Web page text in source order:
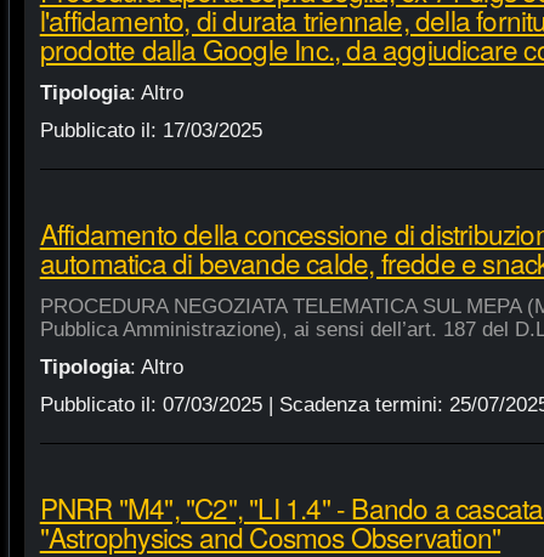
l'affidamento, di durata triennale, della
prodotte dalla Google Inc., da aggiudicare
Tipologia: Altro
Pubblicato il: 17/03/2025
Affidamento della concessione di
automatica di bevande calde, fredde e
PROCEDURA NEGOZIATA TELEMATICA SUL MEPA
Pubblica Amministrazione), ai sensi dell’art. 187 del
Tipologia: Altro
Pubblicato il: 07/03/2025| Scadenza termini: 25/07/
PNRR "M4", "C2", "LI 1.4" - Bando a
"Astrophysics and Cosmos Observation"